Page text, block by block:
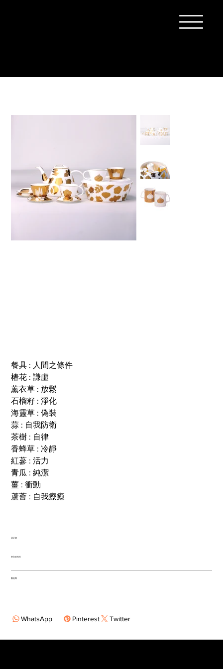
餐具 : 人間之條件
椿花 : 謙虛
薰衣草 : 放鬆
石榴籽 : 淨化
海靈草 : 偽裝
蒜 : 自我防衛
茶樹 : 自律
香蜂草 : 冷靜
紅蔘 : 活力
青瓜 : 純潔
薑 : 衝動
蘆薈 : 自我療癒
設計師
李永銓先生
製造商
WhatsApp Twitter
Pinterest